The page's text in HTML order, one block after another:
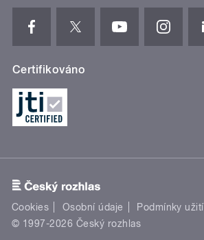
Certifikováno
Cookies Osobní údaje Podmínky užití
© 1997-2026 Český rozhlas